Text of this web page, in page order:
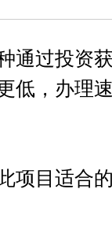
通过投资
低，办理
项目适合